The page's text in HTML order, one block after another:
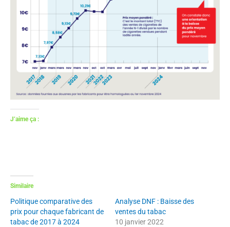
J’aime ça :
Similaire
Politique comparative des
prix pour chaque fabricant de
tabac de 2017 à 2024
Analyse DNF : Baisse des
ventes du tabac
10 janvier 2022